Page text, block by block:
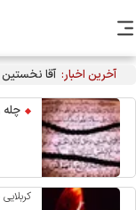
آخرین اخبار:
چله زیارت